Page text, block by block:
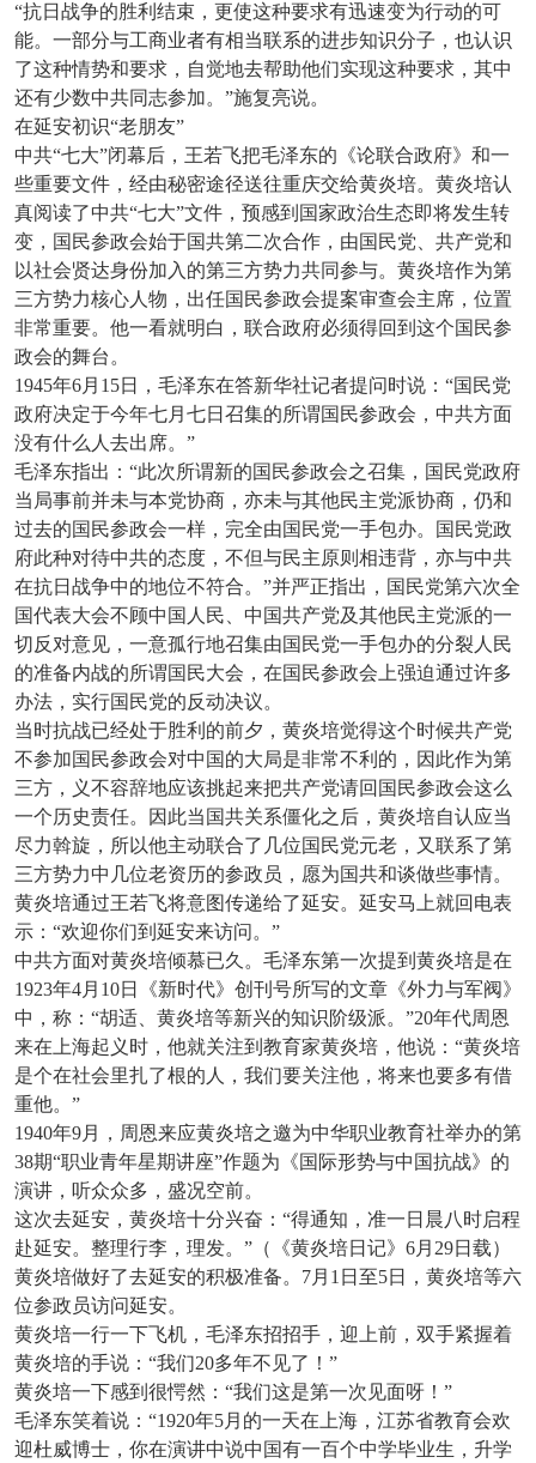
“抗日战争的胜利结束，更使这种要求有迅速变为行动的可
能。一部分与工商业者有相当联系的进步知识分子，也认识
了这种情势和要求，自觉地去帮助他们实现这种要求，其中
还有少数中共同志参加。”施复亮说。
在延安初识“老朋友”
中共“七大”闭幕后，王若飞把毛泽东的《论联合政府》和一
些重要文件，经由秘密途径送往重庆交给黄炎培。黄炎培认
真阅读了中共“七大”文件，预感到国家政治生态即将发生转
变，国民参政会始于国共第二次合作，由国民党、共产党和
以社会贤达身份加入的第三方势力共同参与。黄炎培作为第
三方势力核心人物，出任国民参政会提案审查会主席，位置
非常重要。他一看就明白，联合政府必须得回到这个国民参
政会的舞台。
1945年6月15日，毛泽东在答新华社记者提问时说：“国民党
政府决定于今年七月七日召集的所谓国民参政会，中共方面
没有什么人去出席。”
毛泽东指出：“此次所谓新的国民参政会之召集，国民党政府
当局事前并未与本党协商，亦未与其他民主党派协商，仍和
过去的国民参政会一样，完全由国民党一手包办。国民党政
府此种对待中共的态度，不但与民主原则相违背，亦与中共
在抗日战争中的地位不符合。”并严正指出，国民党第六次全
国代表大会不顾中国人民、中国共产党及其他民主党派的一
切反对意见，一意孤行地召集由国民党一手包办的分裂人民
的准备内战的所谓国民大会，在国民参政会上强迫通过许多
办法，实行国民党的反动决议。
当时抗战已经处于胜利的前夕，黄炎培觉得这个时候共产党
不参加国民参政会对中国的大局是非常不利的，因此作为第
三方，义不容辞地应该挑起来把共产党请回国民参政会这么
一个历史责任。因此当国共关系僵化之后，黄炎培自认应当
尽力斡旋，所以他主动联合了几位国民党元老，又联系了第
三方势力中几位老资历的参政员，愿为国共和谈做些事情。
黄炎培通过王若飞将意图传递给了延安。延安马上就回电表
示：“欢迎你们到延安来访问。”
中共方面对黄炎培倾慕已久。毛泽东第一次提到黄炎培是在
1923年4月10日《新时代》创刊号所写的文章《外力与军阀》
中，称：“胡适、黄炎培等新兴的知识阶级派。”20年代周恩
来在上海起义时，他就关注到教育家黄炎培，他说：“黄炎培
是个在社会里扎了根的人，我们要关注他，将来也要多有借
重他。”
1940年9月，周恩来应黄炎培之邀为中华职业教育社举办的第
38期“职业青年星期讲座”作题为《国际形势与中国抗战》的
演讲，听众众多，盛况空前。
这次去延安，黄炎培十分兴奋：“得通知，准一日晨八时启程
赴延安。整理行李，理发。”（《黄炎培日记》6月29日载）
黄炎培做好了去延安的积极准备。7月1日至5日，黄炎培等六
位参政员访问延安。
黄炎培一行一下飞机，毛泽东招招手，迎上前，双手紧握着
黄炎培的手说：“我们20多年不见了！”
黄炎培一下感到很愕然：“我们这是第一次见面呀！”
毛泽东笑着说：“1920年5月的一天在上海，江苏省教育会欢
迎杜威博士，你在演讲中说中国有一百个中学毕业生，升学